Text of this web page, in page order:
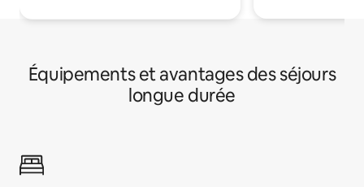
Équipements et avantages des séjours
longue durée